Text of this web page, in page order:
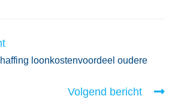
loonkostenvoordeel oudere
Volgend bericht